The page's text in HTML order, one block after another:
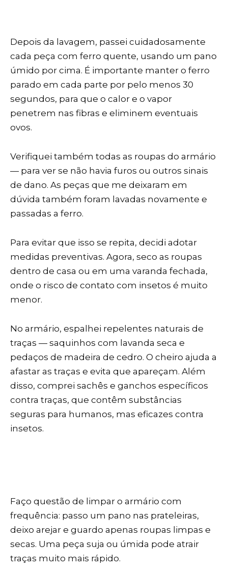
Depois da lavagem, passei cuidadosamente
cada peça com ferro quente, usando um pano
úmido por cima. É importante manter o ferro
parado em cada parte por pelo menos 30
segundos, para que o calor e o vapor
penetrem nas fibras e eliminem eventuais
ovos.
Verifiquei também todas as roupas do armário
— para ver se não havia furos ou outros sinais
de dano. As peças que me deixaram em
dúvida também foram lavadas novamente e
passadas a ferro.
Para evitar que isso se repita, decidi adotar
medidas preventivas. Agora, seco as roupas
dentro de casa ou em uma varanda fechada,
onde o risco de contato com insetos é muito
menor.
No armário, espalhei repelentes naturais de
traças — saquinhos com lavanda seca e
pedaços de madeira de cedro. O cheiro ajuda a
afastar as traças e evita que apareçam. Além
disso, comprei sachês e ganchos específicos
contra traças, que contêm substâncias
seguras para humanos, mas eficazes contra
insetos.
Faço questão de limpar o armário com
frequência: passo um pano nas prateleiras,
deixo arejar e guardo apenas roupas limpas e
secas. Uma peça suja ou úmida pode atrair
traças muito mais rápido.